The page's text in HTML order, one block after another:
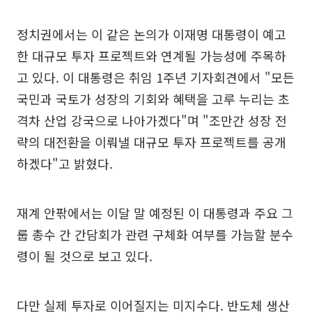
정치권에서는 이 같은 논의가 이재명 대통령이 예고
한 대규모 투자 프로젝트와 연계될 가능성에 주목하
고 있다. 이 대통령은 취임 1주년 기자회견에서 "모든
국민과 국토가 성장의 기회와 혜택을 고루 누리는 초
격차 산업 강국으로 나아가겠다"며 "조만간 성장 전
략의 대전환을 이뤄낼 대규모 투자 프로젝트를 공개
하겠다"고 밝혔다.
재계 안팎에서는 이달 말 예정된 이 대통령과 주요 그
룹 총수 간 간담회가 관련 구체화 여부를 가늠할 분수
령이 될 것으로 보고 있다.
다만 실제 투자로 이어질지는 미지수다. 반도체 생산